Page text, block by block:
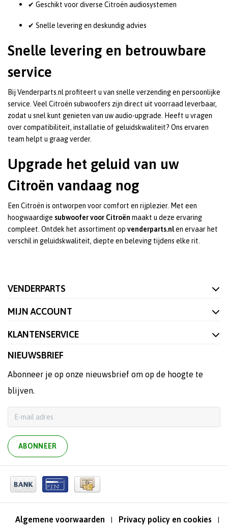
✔ Geschikt voor diverse Citroën audiosystemen
✔ Snelle levering en deskundig advies
Snelle levering en betrouwbare
service
Bij Venderparts.nl profiteert u van snelle verzending en persoonlijke
service. Veel Citroën subwoofers zijn direct uit voorraad leverbaar,
zodat u snel kunt genieten van uw audio-upgrade. Heeft u vragen
over compatibiliteit, installatie of geluidskwaliteit? Ons ervaren
team helpt u graag verder.
Upgrade het geluid van uw
Citroën vandaag nog
Een Citroën is ontworpen voor comfort en rijplezier. Met een
hoogwaardige subwoofer voor Citroën maakt u deze ervaring
compleet. Ontdek het assortiment op venderparts.nlen ervaar het
verschil in geluidskwaliteit, diepte en beleving tijdens elke rit.
VENDERPARTS
MIJN ACCOUNT
KLANTENSERVICE
NIEUWSBRIEF
Abonneer je op onze nieuwsbrief om op de hoogte te
blijven.
ABONNEER
Algemene voorwaarden Privacy policy en cookies